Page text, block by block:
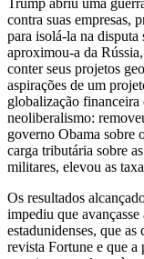
Trump abriu uma
contra suas empresas,
para isolá-la na
aproximou-a da
conter seus projetos
aspirações de um
globalização financeira
neoliberalismo:
governo Obama sobre
carga tributária sobre
militares, elevou as
Os resultados
impediu que avançasse
estadunidenses, que as
revista Fortune e que